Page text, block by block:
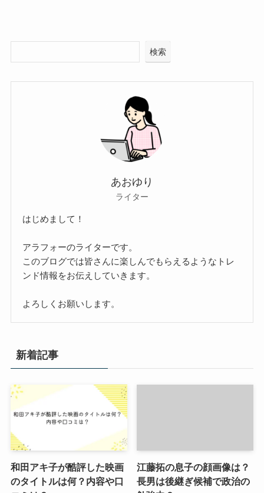
検索
あおゆり
ライター
はじめまして！
アラフォーのライターです。
このブログでは皆さんに楽しんでもらえるようなトレ
ンド情報をお伝えしていきます。
よろしくお願いします。
新着記事
和田アキ子が酷評した映画
のタイトルは何？内容や口
江藤拓の息子の顔画像は？
長男は後継ぎ候補で政治の